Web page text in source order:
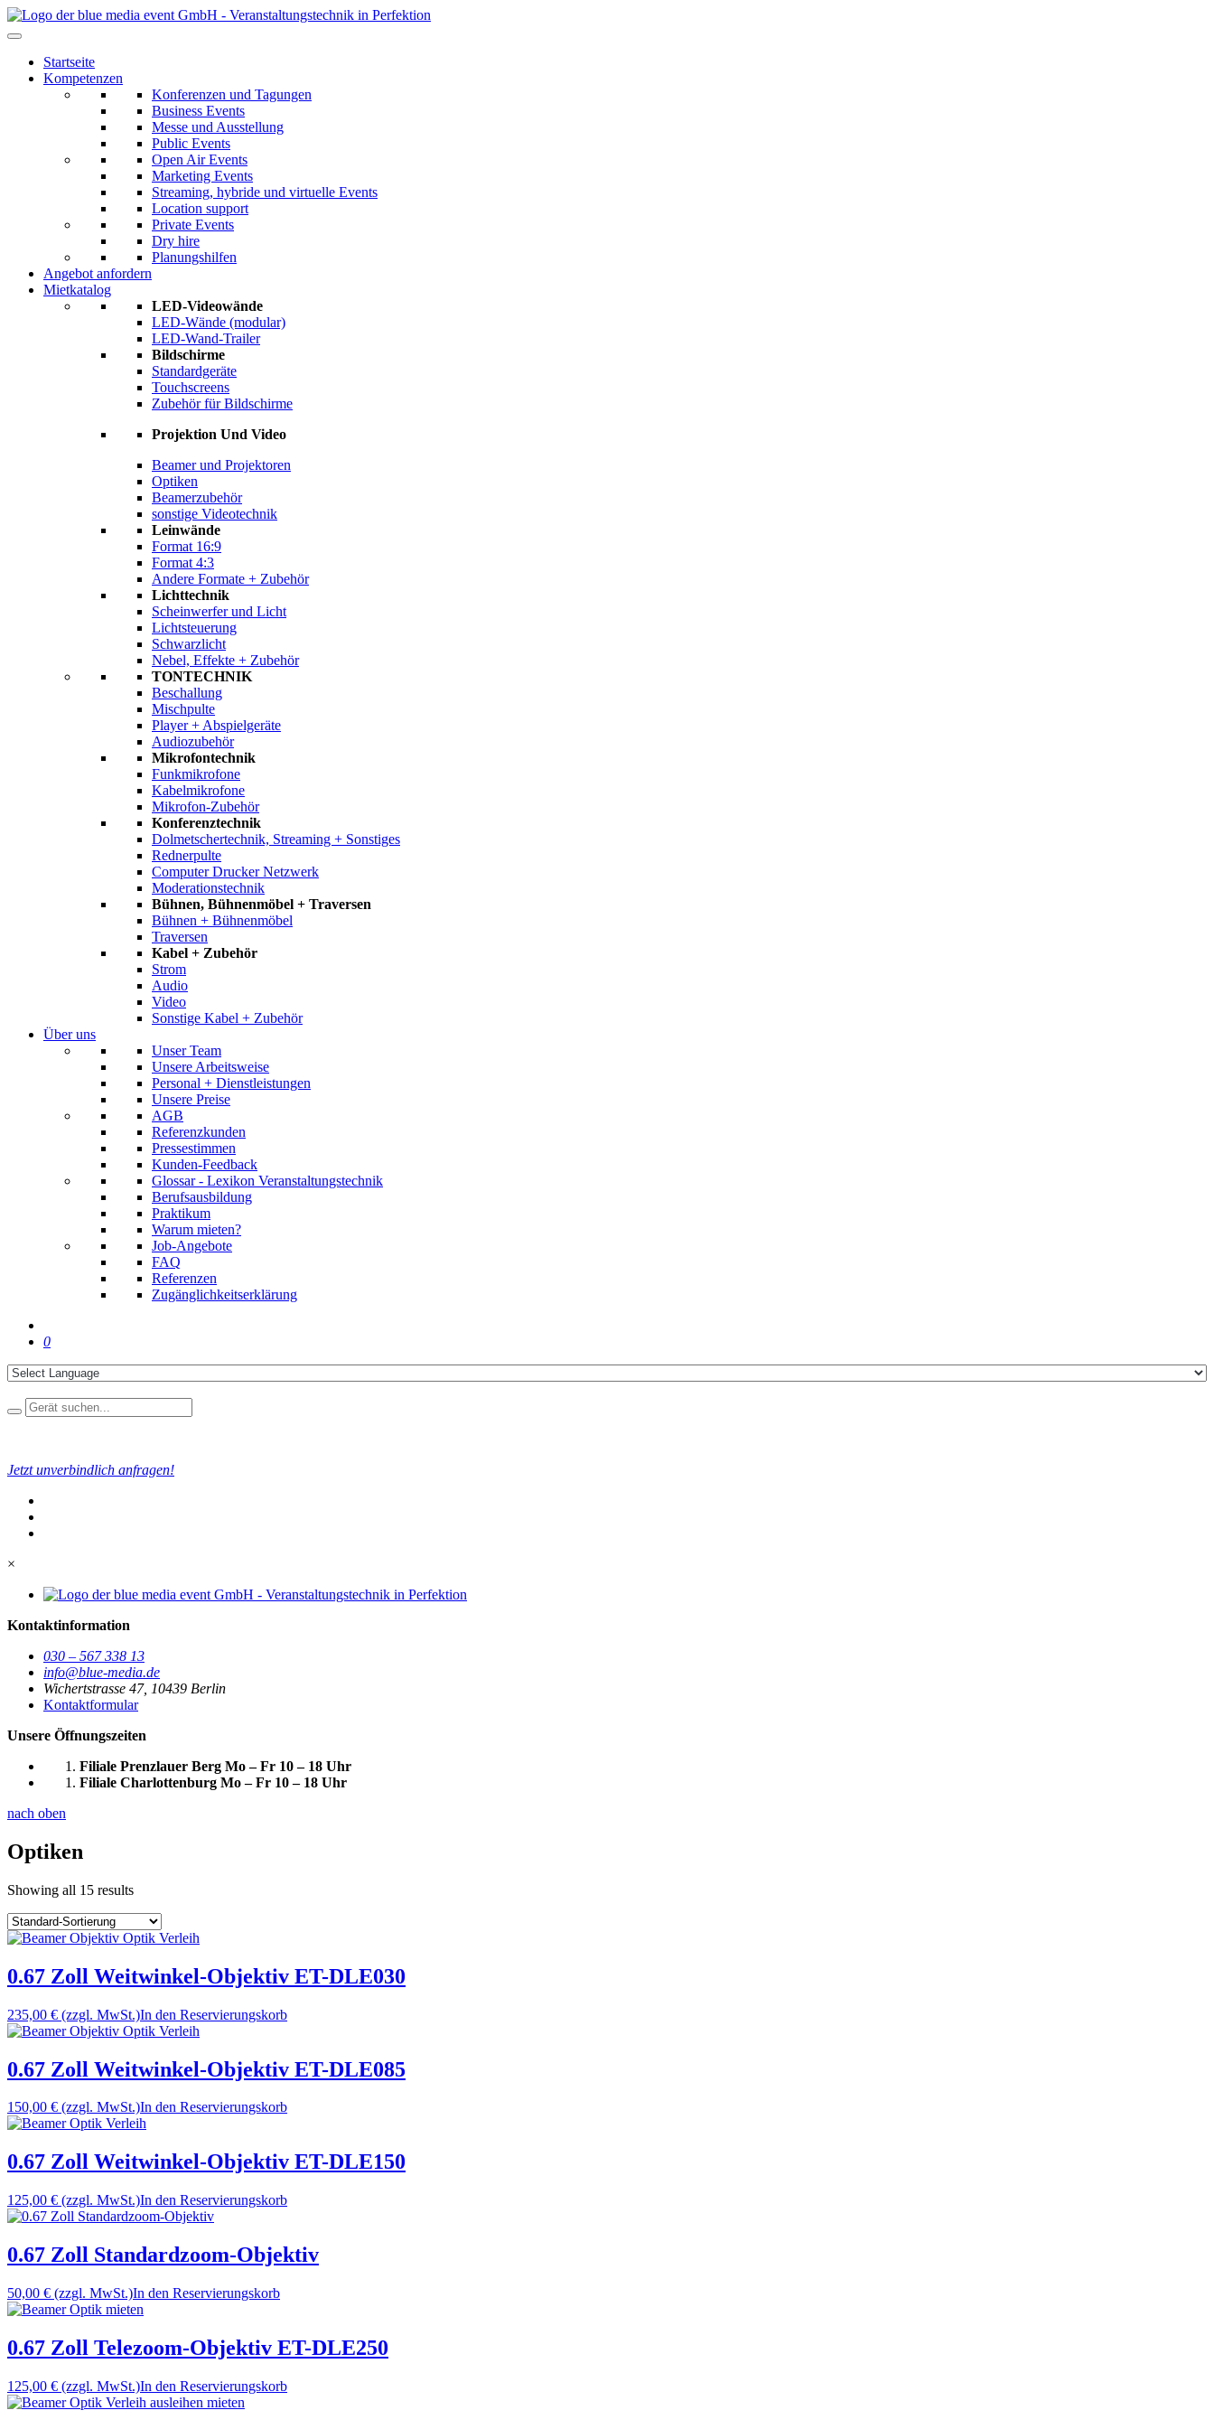
Startseite
Kompetenzen
Konferenzen und Tagungen
Business Events
Messe und Ausstellung
Public Events
Open Air Events
Marketing Events
Streaming, hybride und virtuelle Events
Location support
Private Events
Dry hire
Planungshilfen
Angebot anfordern
Mietkatalog
LED-Videowände
LED-Wände (modular)
LED-Wand-Trailer
Bildschirme
Standardgeräte
Touchscreens
Zubehör für Bildschirme
Projektion Und Video
Beamer und Projektoren
Optiken
Beamerzubehör
sonstige Videotechnik
Leinwände
Format 16:9
Format 4:3
Andere Formate + Zubehör
Lichttechnik
Scheinwerfer und Licht
Lichtsteuerung
Schwarzlicht
Nebel, Effekte + Zubehör
TONTECHNIK
Beschallung
Mischpulte
Player + Abspielgeräte
Audiozubehör
Mikrofontechnik
Funkmikrofone
Kabelmikrofone
Mikrofon-Zubehör
Konferenztechnik
Dolmetschertechnik, Streaming + Sonstiges
Rednerpulte
Computer Drucker Netzwerk
Moderationstechnik
Bühnen, Bühnenmöbel + Traversen
Bühnen + Bühnenmöbel
Traversen
Kabel + Zubehör
Strom
Audio
Video
Sonstige Kabel + Zubehör
Über uns
Unser Team
Unsere Arbeitsweise
Personal + Dienstleistungen
Unsere Preise
AGB
Referenzkunden
Pressestimmen
Kunden-Feedback
Glossar - Lexikon Veranstaltungstechnik
Berufsausbildung
Praktikum
Warum mieten?
Job-Angebote
FAQ
Referenzen
Zugänglichkeitserklärung
0
Jetzt unverbindlich anfragen!
×
Kontaktinformation
030 – 567 338 13
info@blue-media.de
Wichertstrasse 47, 10439 Berlin
Kontaktformular
Unsere Öffnungszeiten
Filiale Prenzlauer Berg Mo – Fr 10 – 18 Uhr
Filiale Charlottenburg Mo – Fr 10 – 18 Uhr
nach oben
Optiken
Showing all 15 results
0.67 Zoll Weitwinkel-Objektiv ET-DLE030
235,00 € (zzgl. MwSt.)In den Reservierungskorb
0.67 Zoll Weitwinkel-Objektiv ET-DLE085
150,00 € (zzgl. MwSt.)In den Reservierungskorb
0.67 Zoll Weitwinkel-Objektiv ET-DLE150
125,00 € (zzgl. MwSt.)In den Reservierungskorb
0.67 Zoll Standardzoom-Objektiv
50,00 € (zzgl. MwSt.)In den Reservierungskorb
0.67 Zoll Telezoom-Objektiv ET-DLE250
125,00 € (zzgl. MwSt.)In den Reservierungskorb